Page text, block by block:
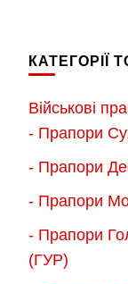
на
КАТЕГОРІЇ
Військові
- Прапори
- Прапори
- Прапори
- Прапори
(ГУР)